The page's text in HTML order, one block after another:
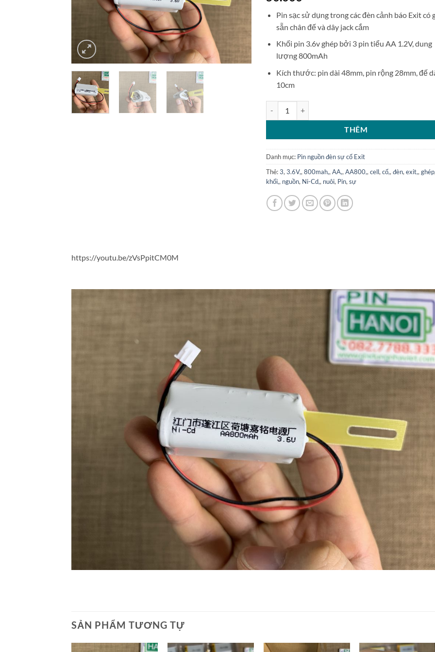
Pin sạc sử dụng trong các đèn cảnh báo Exit có
sẵn chân đế và dây jack cắm
Khối pin 3.6v ghép bởi 3 pin tiểu AA 1.2V, dung
lượng 800mAh
Kích thước: pin dài 48mm, pin rộng 28mm, đế
10cm
Pin nuôi nguồn đèn sự cố Exit AA800 3.6V Ni-CD
THÊM
Danh mục: Pin nguồn đèn sự cố Exit
Thẻ:3,3.6V,,800mah,,AA,,AA800,,cell,cố,,đèn,exit,,ghép
khối,, nguồn, Ni-Cd,, nuôi, Pin,sự
https://youtu.be/zVsPpitCM0M
SẢN PHẨM TƯƠNG TỰ